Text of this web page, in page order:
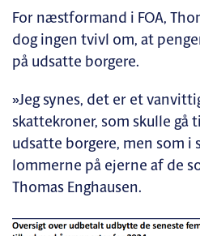
For næstformand i FOA,
dog ingen tvivl om, at
på udsatte borgere.
»Jeg synes, det er et
skattekroner, som skulle gå
udsatte borgere, men som i
lommerne på ejerne af de
Thomas Enghausen.